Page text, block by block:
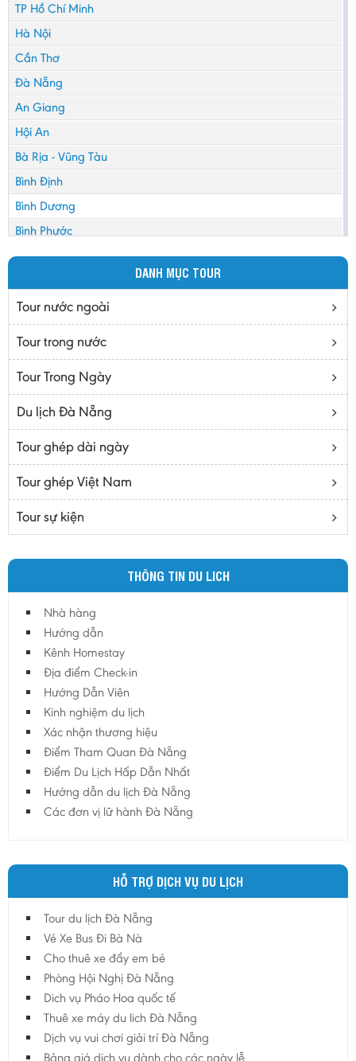
TP Hồ Chí Minh
Hà Nội
Cần Thơ
Đà Nẵng
An Giang
Hội An
Bà Rịa - Vũng Tàu
Bình Định
Bình Dương
Bình Phước
Bình Thuận
Bắc Giang
Bắc Ninh
Bến Tre
Cà mau
Cao Bằng
Daknông
Đồng Nai
Đồng Tháp
Đắc Lắc
Hà Nam
Hà Tĩnh
Hà Tây
Hòa Bình
Hậu Giang
Hải Dương
Hải Phòng
Hưng Yên
Lào Cai
Lâm Đồng
Lai Châu
Lạng Sơn
Long An
Nam Định
Nghệ An
DANH MỤC TOUR
Tour nước ngoài
Tour trong nước
Tour Trong Ngày
Du lịch Đà Nẵng
Tour ghép dài ngày
Tour ghép Việt Nam
Tour sự kiện
THÔNG TIN DU LICH
Nhà hàng
Hướng dẫn
Kênh Homestay
Địa điểm Check-in
Hướng Dẫn Viên
Kinh nghiệm du lịch
Xác nhận thương hiệu
Điểm Tham Quan Đà Nẵng
Điểm Du Lịch Hấp Dẫn Nhất
Hướng dẫn du lịch Đà Nẵng
Các đơn vị lữ hành Đà Nẵng
HỖ TRỢ DỊCH VỤ DU LỊCH
Tour du lịch Đà Nẵng
Vé Xe Bus Đi Bà Nà
Cho thuê xe đẩy em bé
Phòng Hội Nghị Đà Nẵng
Dich vụ Pháo Hoa quốc tế
Thuê xe máy du lich Đà Nẵng
Dịch vụ vui chơi giải trí Đà Nẵng
Bảng giá dịch vụ dành cho các ngày lễ